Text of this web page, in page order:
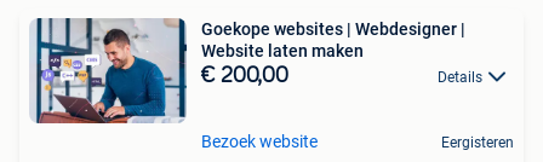
Goekope websites | Webdesigner |
Website laten maken
€ 200,00 Details
Bezoek website Eergisteren